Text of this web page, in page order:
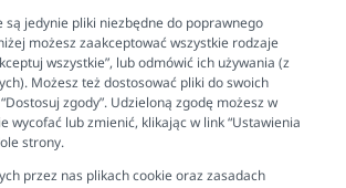
cookies
są jedynie pliki niezbędne do poprawnego
możesz zaakceptować wszystkie rodzaje
wszystkie”, lub odmówić ich używania (z
Możesz też dostosować pliki do swoich
zgody”. Udzieloną zgodę możesz w
wycofać lub zmienić, klikając w link “Ustawienia
strony.
przez nas plikach cookie oraz zasadach